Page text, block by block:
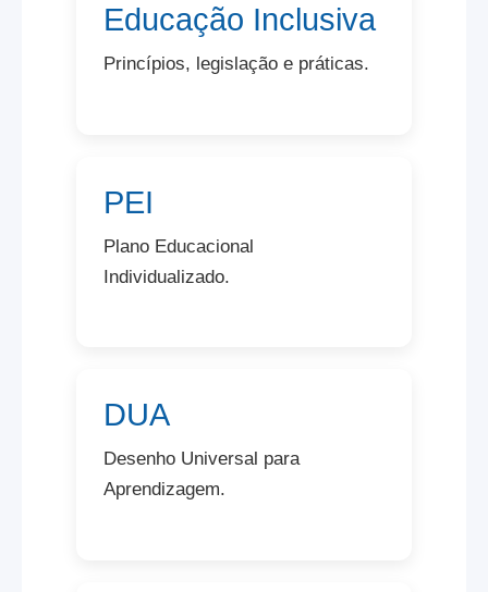
Educação Inclusiva
Princípios, legislação e práticas.
PEI
Plano Educacional
Individualizado.
DUA
Desenho Universal para
Aprendizagem.